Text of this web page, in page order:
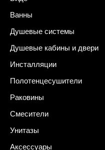
Ванны
Душевые системы
Душевые кабины и двери
Инсталляции
Полотенцесушители
Раковины
Смесители
Унитазы
Аксессуары